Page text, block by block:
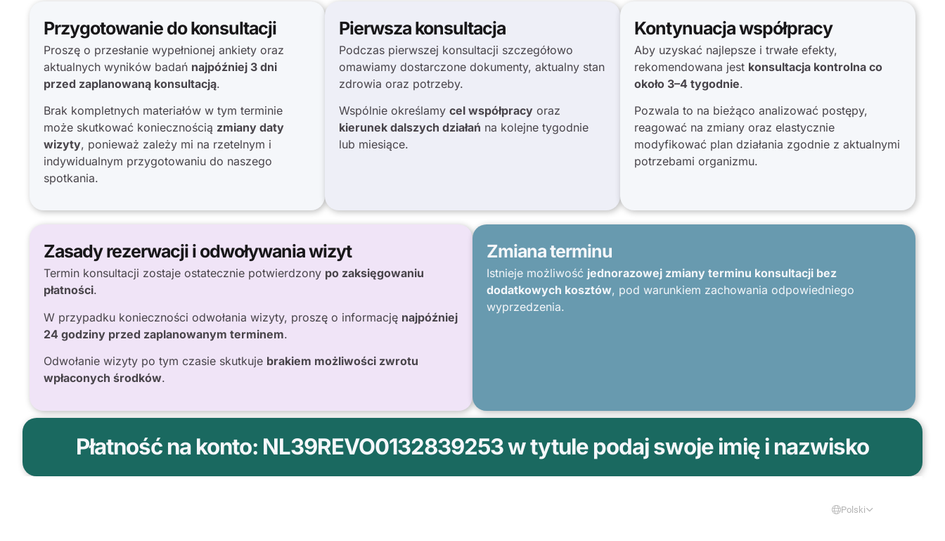
Przygotowanie do konsultacji
Proszę o przesłanie wypełnionej ankiety oraz
aktualnych wyników badań najpóźniej 3 dni
przed zaplanowaną konsultacją.
Brak kompletnych materiałów w tym terminie
może skutkować koniecznością zmiany daty
wizyty, ponieważ zależy mi na rzetelnym i
indywidualnym przygotowaniu do naszego
spotkania.
Pierwsza konsultacja
Podczas pierwszej konsultacji szczegółowo
omawiamy dostarczone dokumenty, aktualny stan
zdrowia oraz potrzeby.
Wspólnie określamy cel współpracy oraz
kierunek dalszych działań na kolejne tygodnie
lub miesiące.
Kontynuacja współpracy
Aby uzyskać najlepsze i trwałe efekty,
rekomendowana jest konsultacja kontrolna co
około 3–4 tygodnie.
Pozwala to na bieżąco analizować postępy,
reagować na zmiany oraz elastycznie
modyfikować plan działania zgodnie z aktualnymi
potrzebami organizmu.
Zasady rezerwacji i odwoływania wizyt
Termin konsultacji zostaje ostatecznie potwierdzony po zaksięgowaniu
płatności.
W przypadku konieczności odwołania wizyty, proszę o informację najpóźniej
24 godziny przed zaplanowanym terminem.
Odwołanie wizyty po tym czasie skutkuje brakiem możliwości zwrotu
wpłaconych środków.
Zmiana terminu
Istnieje możliwość jednorazowej zmiany terminu konsultacji bez
dodatkowych kosztów, pod warunkiem zachowania odpowiedniego
wyprzedzenia.
Płatność na konto: NL39REVO0132839253 w tytule podaj swoje imię i nazwisko